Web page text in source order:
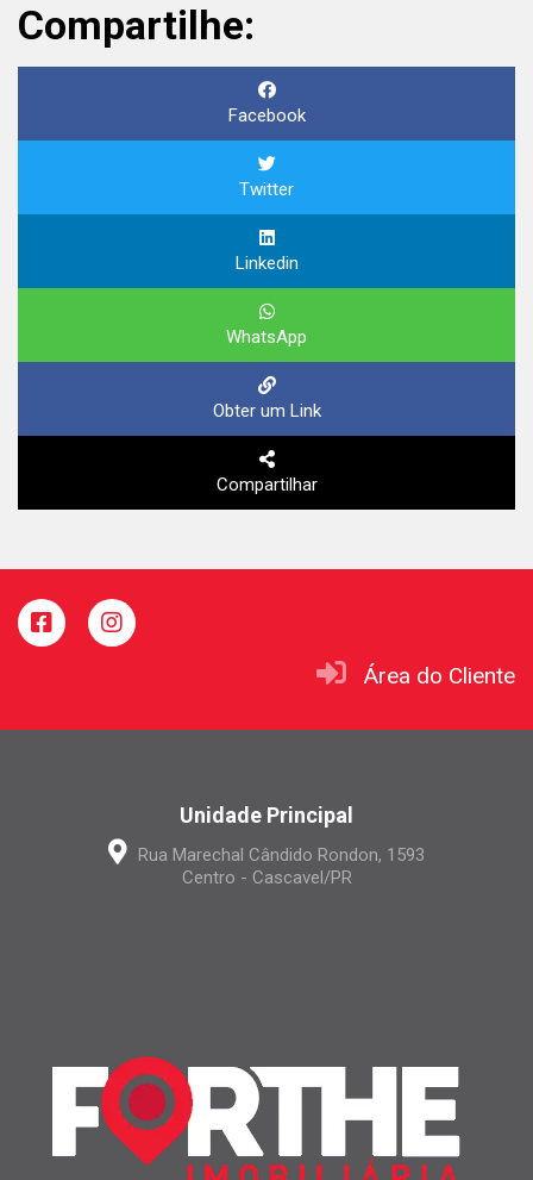
Compartilhe:
Facebook
Twitter
Linkedin
WhatsApp
Obter um Link
Compartilhar
Área do Cliente
Unidade Principal
Rua Marechal Cândido Rondon, 1593
Centro - Cascavel/PR